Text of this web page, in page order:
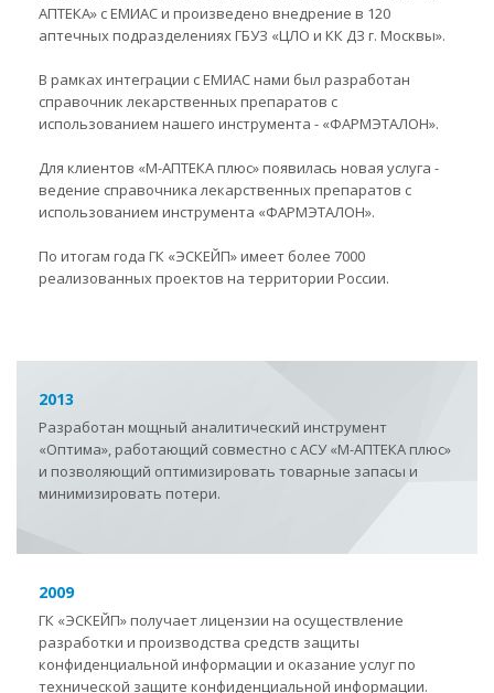
АПТЕКА» с ЕМИАС и произведено внедрение в 120
аптечных подразделениях ГБУЗ «ЦЛО и КК ДЗ г. Москвы».
В рамках интеграции с ЕМИАС нами был разработан
справочник лекарственных препаратов с
использованием нашего инструмента - «ФАРМЭТАЛОН».
Для клиентов «М-АПТЕКА плюс» появилась новая услуга -
ведение справочника лекарственных препаратов с
использованием инструмента «ФАРМЭТАЛОН».
По итогам года ГК «ЭСКЕЙП» имеет более 7000
реализованных проектов на территории России.
2013
Разработан мощный аналитический инструмент
«Оптима», работающий совместно с АСУ «М-АПТЕКА плюс»
и позволяющий оптимизировать товарные запасы и
минимизировать потери.
2009
ГК «ЭСКЕЙП» получает лицензии на осуществление
разработки и производства средств защиты
конфиденциальной информации и оказание услуг по
технической защите конфиденциальной информации.